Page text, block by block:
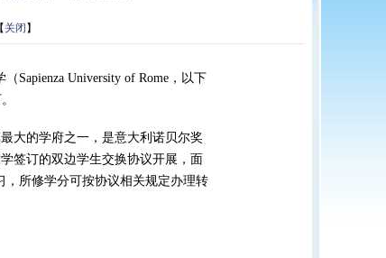
关闭 】
Sapienza University of Rome，以下
大的学府之一，是意大利诺贝尔奖
签订的双边学生交换协议开展，面
所修学分可按协议相关规定办理转